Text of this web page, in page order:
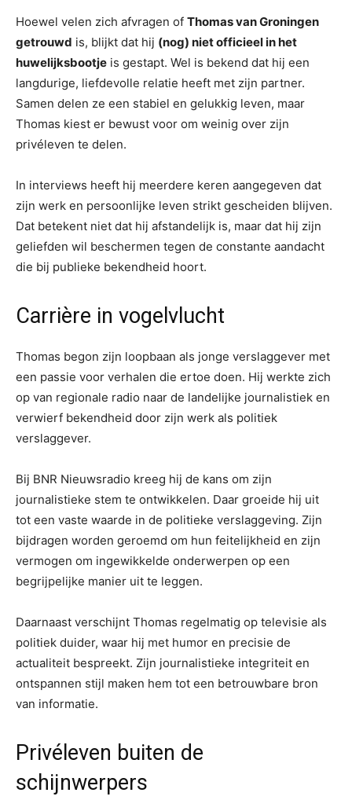
Hoewel velen zich afvragen of Thomas van Groningen
getrouwd is, blijkt dat hij (nog) niet officieel in het
huwelijksbootje is gestapt. Wel is bekend dat hij een
langdurige, liefdevolle relatie heeft met zijn partner.
Samen delen ze een stabiel en gelukkig leven, maar
Thomas kiest er bewust voor om weinig over zijn
privéleven te delen.
In interviews heeft hij meerdere keren aangegeven dat
zijn werk en persoonlijke leven strikt gescheiden blijven.
Dat betekent niet dat hij afstandelijk is, maar dat hij zijn
geliefden wil beschermen tegen de constante aandacht
die bij publieke bekendheid hoort.
Carrière in vogelvlucht
Thomas begon zijn loopbaan als jonge verslaggever met
een passie voor verhalen die ertoe doen. Hij werkte zich
op van regionale radio naar de landelijke journalistiek en
verwierf bekendheid door zijn werk als politiek
verslaggever.
Bij BNR Nieuwsradio kreeg hij de kans om zijn
journalistieke stem te ontwikkelen. Daar groeide hij uit
tot een vaste waarde in de politieke verslaggeving. Zijn
bijdragen worden geroemd om hun feitelijkheid en zijn
vermogen om ingewikkelde onderwerpen op een
begrijpelijke manier uit te leggen.
Daarnaast verschijnt Thomas regelmatig op televisie als
politiek duider, waar hij met humor en precisie de
actualiteit bespreekt. Zijn journalistieke integriteit en
ontspannen stijl maken hem tot een betrouwbare bron
van informatie.
Privéleven buiten de
schijnwerpers